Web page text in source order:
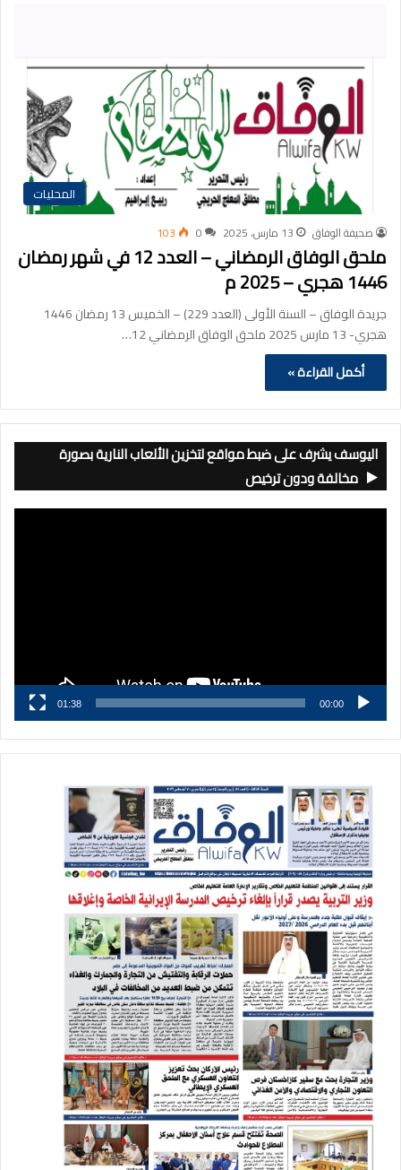
المحليات
صحيفة الوفاق 13 مارس، 2025 0
103
ملحق الوفاق الرمضاني – العدد 12 في شهر رمضان
1446 هجري – 2025 م
جريدة الوفاق – السنة الأولى (العدد 229) – الخميس 13 رمضان 1446
هجري- 13 مارس 2025 ملحق الوفاق الرمضاني 12…
أكمل القراءة »
اليوسف يشرف على ضبط مواقع لتخزين الألعاب النارية بصورة
مخالفة ودون ترخيص
00:00
01:38